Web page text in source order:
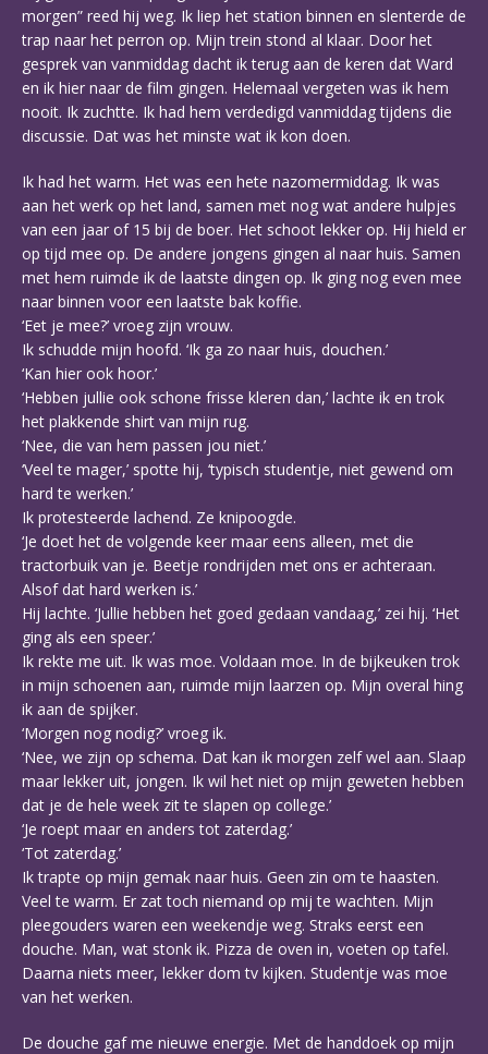
morgen” reed hij weg. Ik liep het station binnen en slenterde de
trap naar het perron op. Mijn trein stond al klaar. Door het
gesprek van vanmiddag dacht ik terug aan de keren dat Ward
en ik hier naar de film gingen. Helemaal vergeten was ik hem
nooit. Ik zuchtte. Ik had hem verdedigd vanmiddag tijdens die
discussie. Dat was het minste wat ik kon doen.
Ik had het warm. Het was een hete nazomermiddag. Ik was
aan het werk op het land, samen met nog wat andere hulpjes
van een jaar of 15 bij de boer. Het schoot lekker op. Hij hield er
op tijd mee op. De andere jongens gingen al naar huis. Samen
met hem ruimde ik de laatste dingen op. Ik ging nog even mee
naar binnen voor een laatste bak koffie.
‘Eet je mee?’ vroeg zijn vrouw.
Ik schudde mijn hoofd. ‘Ik ga zo naar huis, douchen.’
‘Kan hier ook hoor.’
‘Hebben jullie ook schone frisse kleren dan,’ lachte ik en trok
het plakkende shirt van mijn rug.
‘Nee, die van hem passen jou niet.’
‘Veel te mager,’ spotte hij, ‘typisch studentje, niet gewend om
hard te werken.’
Ik protesteerde lachend. Ze knipoogde.
‘Je doet het de volgende keer maar eens alleen, met die
tractorbuik van je. Beetje rondrijden met ons er achteraan.
Alsof dat hard werken is.’
Hij lachte. ‘Jullie hebben het goed gedaan vandaag,’ zei hij. ‘Het
ging als een speer.’
Ik rekte me uit. Ik was moe. Voldaan moe. In de bijkeuken trok
in mijn schoenen aan, ruimde mijn laarzen op. Mijn overal hing
ik aan de spijker.
‘Morgen nog nodig?’ vroeg ik.
‘Nee, we zijn op schema. Dat kan ik morgen zelf wel aan. Slaap
maar lekker uit, jongen. Ik wil het niet op mijn geweten hebben
dat je de hele week zit te slapen op college.’
‘Je roept maar en anders tot zaterdag.’
‘Tot zaterdag.’
Ik trapte op mijn gemak naar huis. Geen zin om te haasten.
Veel te warm. Er zat toch niemand op mij te wachten. Mijn
pleegouders waren een weekendje weg. Straks eerst een
douche. Man, wat stonk ik. Pizza de oven in, voeten op tafel.
Daarna niets meer, lekker dom tv kijken. Studentje was moe
van het werken.
De douche gaf me nieuwe energie. Met de handdoek op mijn